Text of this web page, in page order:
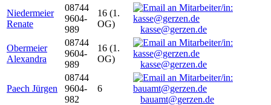
Niedermeier
Renate
08744
9604-
989
16 (1.
OG)
kasse@gerzen.de
Obermeier
Alexandra
08744
9604-
989
16 (1.
OG)
kasse@gerzen.de
Paech Jürgen
08744
9604-
982
6
bauamt@gerzen.de